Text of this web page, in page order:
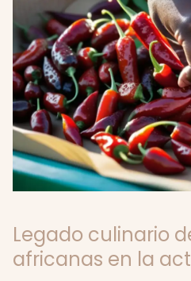
Legado culinario
africanas en la